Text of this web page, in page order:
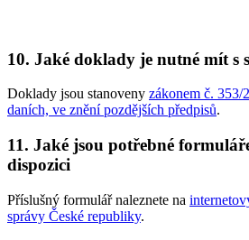
10. Jaké doklady je nutné mít s
Doklady jsou stanoveny zákonem č. 353/
daních, ve znění pozdějších předpisů.
11. Jaké jsou potřebné
dispozici
Příslušný formulář naleznete na
správy České republiky.